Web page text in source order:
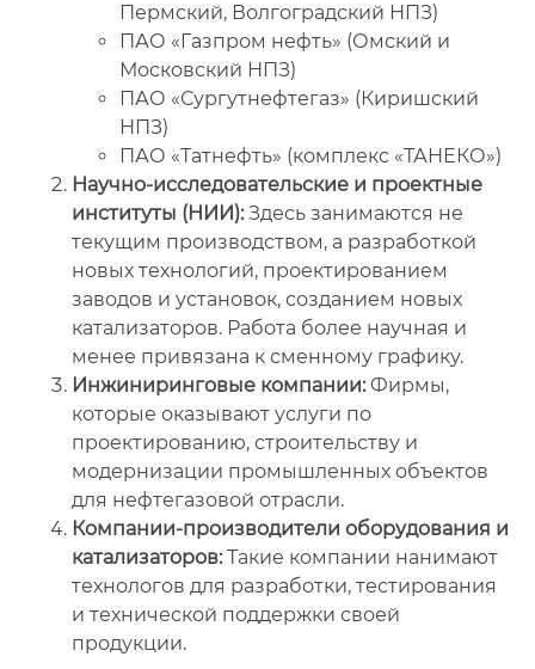
Пермский, Волгоградский НПЗ)
ПАО «Газпром нефть» (Омский и
Московский НПЗ)
ПАО «Сургутнефтегаз» (Киришский
НПЗ)
ПАО «Татнефть» (комплекс «ТАНЕКО»)
Научно-исследовательские и проектные
институты (НИИ):Здесь занимаются не
текущим производством, а разработкой
новых технологий, проектированием
заводов и установок, созданием новых
катализаторов. Работа более научная и
менее привязана к сменному графику.
Инжиниринговые компании:Фирмы,
которые оказывают услуги по
проектированию, строительству и
модернизации промышленных объектов
для нефтегазовой отрасли.
Компании-производители оборудования и
катализаторов:Такие компании нанимают
технологов для разработки, тестирования
и технической поддержки своей
продукции.